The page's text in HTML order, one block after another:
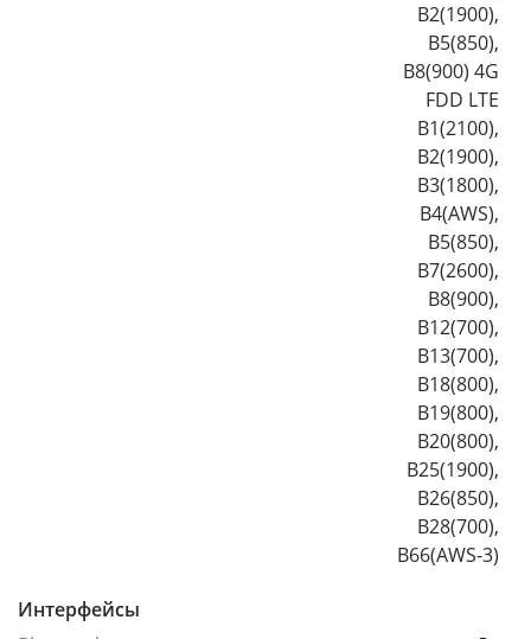
B2(1900),
B5(850),
B8(900) 4G
FDD LTE
B1(2100),
B2(1900),
B3(1800),
B4(AWS),
B5(850),
B7(2600),
B8(900),
B12(700),
B13(700),
B18(800),
B19(800),
B20(800),
B25(1900),
B26(850),
B28(700),
B66(AWS-3)
Интерфейсы